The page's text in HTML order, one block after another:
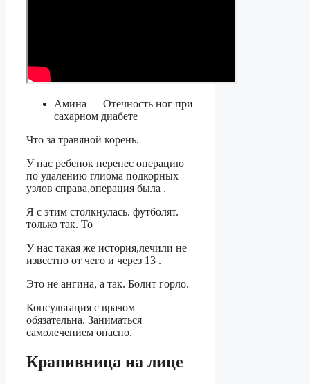
Амина — Отечность ног при
сахарном диабете
Что за травяной корень.
У нас ребенок перенес операцию
по удалению глиома подкорных
узлов справа,операция была .
Я с этим столкнулась. футболят.
только так. То
У нас такая же история,лечили не
известно от чего и через 13 .
Это не ангина, а так. Болит горло.
Консультация с врачом
обязательна. Заниматься
самолечением опасно.
Крапивница на лице